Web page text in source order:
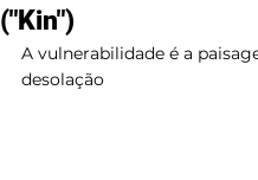
("Kin")
A vulnerabilidade é a
desolação